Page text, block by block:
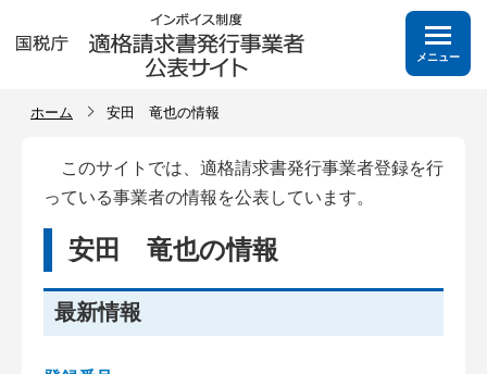
メニュー
ホーム 安田 竜也の情報
このサイトでは、適格請求書発行事業者登録を行
っている事業者の情報を公表しています。
安田 竜也の情報
最新情報